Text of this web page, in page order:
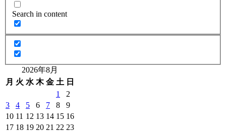
Search in content
2026年8月
月 火 水 木 金 土 日
1
2
3
4 5 6 7 8
9
10 11 12 13 14 15 16
17 18 19 20 21 22 23